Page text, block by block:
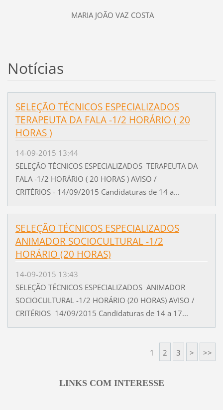
MARIA JOÃO VAZ COSTA
Notícias
SELEÇÃO TÉCNICOS ESPECIALIZADOS
TERAPEUTA DA FALA -1/2 HORÁRIO ( 20
HORAS )
14-09-2015 13:44
SELEÇÃO TÉCNICOS ESPECIALIZADOS TERAPEUTA DA
FALA -1/2 HORÁRIO ( 20 HORAS ) AVISO /
CRITÉRIOS - 14/09/2015 Candidaturas de 14 a...
SELEÇÃO TÉCNICOS ESPECIALIZADOS
ANIMADOR SOCIOCULTURAL -1/2
HORÁRIO (20 HORAS)
14-09-2015 13:43
SELEÇÃO TÉCNICOS ESPECIALIZADOS ANIMADOR
SOCIOCULTURAL -1/2 HORÁRIO (20 HORAS) AVISO /
CRITÉRIOS 14/09/2015 Candidaturas de 14 a 17...
1 2 3 > >>
LINKS COM INTERESSE